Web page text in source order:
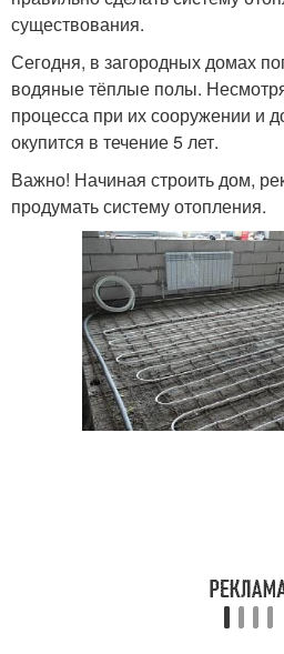
существования.
Сегодня, в загородных домах
водяные тёплые полы.
процесса при их сооружении и
окупится в течение 5 лет.
Важно! Начиная строить дом,
продумать систему отопления.